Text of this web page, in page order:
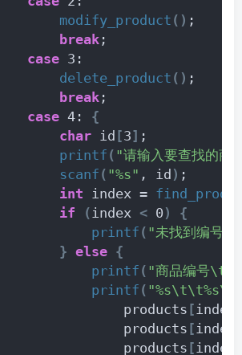
modify_product () ;
break ;
case 3:
delete_product () ;
break ;
case 4: {
char id [3] ;
printf ( "请输入要查找的商
scanf ( "%s" , id ) ;
int index =
if
(index < 0 )
{
printf ( "未找到编号
} else {
printf ( "商品编号\t
printf (
products
[index
products
[index
products
[index